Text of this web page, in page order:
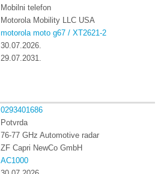
Mobilni telefon
Motorola Mobility LLC USA
motorola moto g67 / XT2621-2
30.07.2026.
29.07.2031.
0293401686
Potvrda
76-77 GHz Automotive radar
ZF Capri NewCo GmbH
AC1000